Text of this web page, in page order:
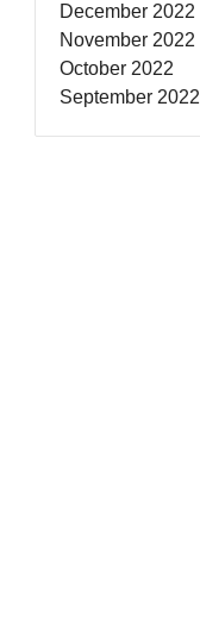
December 2022
November 2022
October 2022
September 2022